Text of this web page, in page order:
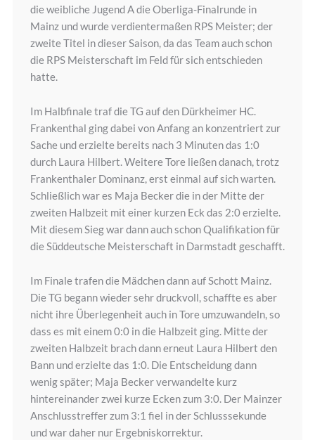
die weibliche Jugend A die Oberliga-Finalrunde in
Mainz und wurde verdientermaßen RPS Meister; der
zweite Titel in dieser Saison, da das Team auch schon
die RPS Meisterschaft im Feld für sich entschieden
hatte.
Im Halbfinale traf die TG auf den Dürkheimer HC.
Frankenthal ging dabei von Anfang an konzentriert zur
Sache und erzielte bereits nach 3 Minuten das 1:0
durch Laura Hilbert. Weitere Tore ließen danach, trotz
Frankenthaler Dominanz, erst einmal auf sich warten.
Schließlich war es Maja Becker die in der Mitte der
zweiten Halbzeit mit einer kurzen Eck das 2:0 erzielte.
Mit diesem Sieg war dann auch schon Qualifikation für
die Süddeutsche Meisterschaft in Darmstadt geschafft.
Im Finale trafen die Mädchen dann auf Schott Mainz.
Die TG begann wieder sehr druckvoll, schaffte es aber
nicht ihre Überlegenheit auch in Tore umzuwandeln, so
dass es mit einem 0:0 in die Halbzeit ging. Mitte der
zweiten Halbzeit brach dann erneut Laura Hilbert den
Bann und erzielte das 1:0. Die Entscheidung dann
wenig später; Maja Becker verwandelte kurz
hintereinander zwei kurze Ecken zum 3:0. Der Mainzer
Anschlusstreffer zum 3:1 fiel in der Schlusssekunde
und war daher nur Ergebniskorrektur.